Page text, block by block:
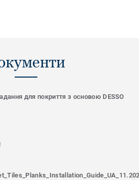
для покриття з основою DESSO